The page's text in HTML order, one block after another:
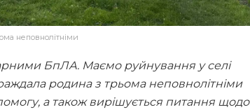
неповнолітніми
БпЛА. Маємо руйнування у селі
родина з трьома неповнолітніми
а також вирішується питання щодо